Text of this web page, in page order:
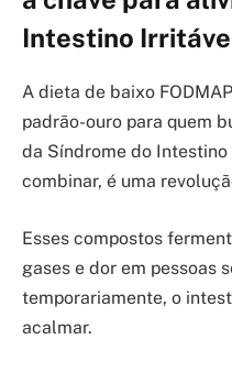
Intestino
A dieta de baixo
padrão-ouro para quem
da Síndrome do
combinar, é uma
Esses compostos
gases e dor em pessoas
temporariamente, o
acalmar.